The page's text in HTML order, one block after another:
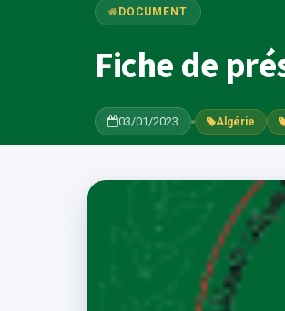
DOCUMENT
Fiche de
03/01/2023 Algérie